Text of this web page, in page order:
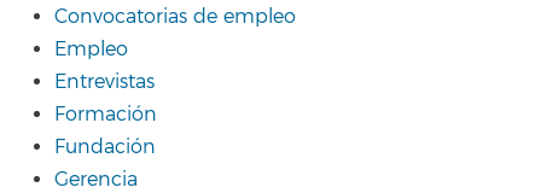
Convocatorias de empleo
Empleo
Entrevistas
Formación
Fundación
Gerencia